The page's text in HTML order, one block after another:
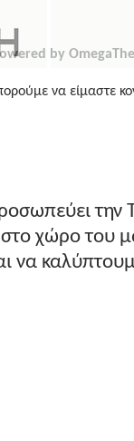
να είμαστε
την
χώρο του
να